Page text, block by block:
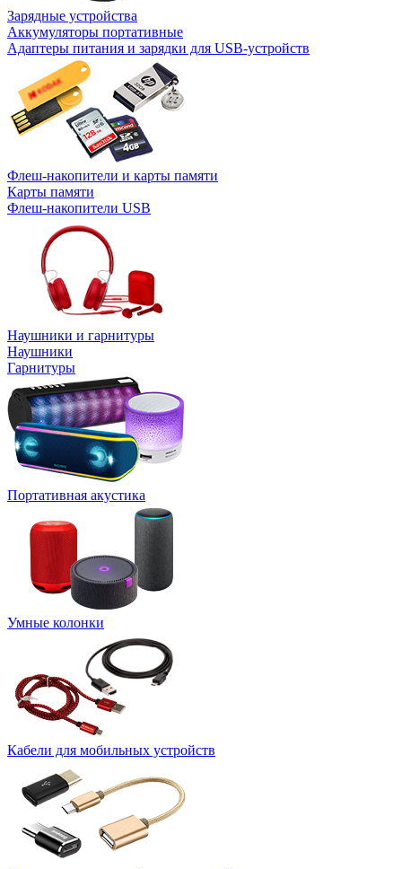
Зарядные устройства
Аккумуляторы портативные
Адаптеры питания и зарядки для USB-устройств
Флеш-накопители и карты памяти
Карты памяти
Флеш-накопители USB
Наушники и гарнитуры
Наушники
Гарнитуры
Портативная акустика
Умные колонки
Кабели для мобильных устройств